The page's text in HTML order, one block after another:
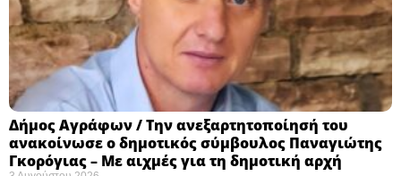
Δήμος Αγράφων / Την ανεξαρτητοποίησή του
ανακοίνωσε ο δημοτικός σύμβουλος Παναγιώτης
Γκορόγιας – Με αιχμές για τη δημοτική αρχή